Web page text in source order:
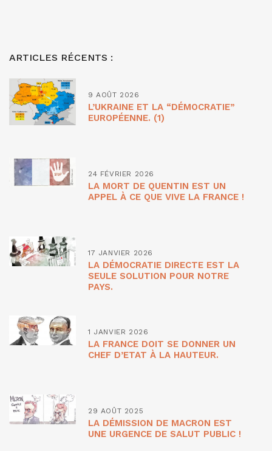
ARTICLES RÉCENTS :
9 AOÛT 2026
L’UKRAINE ET LA “DÉMOCRATIE”
EUROPÉENNE. (1)
24 FÉVRIER 2026
LA MORT DE QUENTIN EST UN
APPEL À CE QUE VIVE LA FRANCE !
17 JANVIER 2026
LA DÉMOCRATIE DIRECTE EST LA
SEULE SOLUTION POUR NOTRE
PAYS.
1 JANVIER 2026
LA FRANCE DOIT SE DONNER UN
CHEF D’ETAT À LA HAUTEUR.
29 AOÛT 2025
LA DÉMISSION DE MACRON EST
UNE URGENCE DE SALUT PUBLIC !